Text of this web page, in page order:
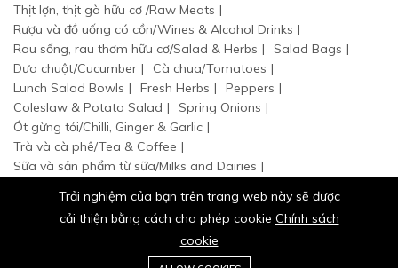
Thịt lợn, thịt gà hữu cơ /Raw Meats
Rượu và đồ uống có cồn/Wines & Alcohol Drinks
Rau sống, rau thơm hữu cơ/Salad & Herbs
Salad Bags
Dưa chuột/Cucumber
Cà chua/Tomatoes
Lunch Salad Bowls
Fresh Herbs
Peppers
Coleslaw & Potato Salad
Spring Onions
Ót gừng tỏi/Chilli, Ginger & Garlic
Trà và cà phê/Tea & Coffee
Sữa và sản phẩm từ sữa/Milks and Dairies
0
Giỏ
Trải nghiệm của bạn trên trang web này sẽ được
cải thiện bằng cách cho phép cookie Chính sách
cookie